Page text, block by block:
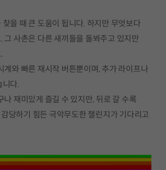
을 때 큰 도움이 됩니다. 하지만 무엇보다
그 사촌은 다른 새끼들을 돌봐주고 있지만
계와 빠른 재시작 버튼뿐이며, 추가 라이프나
다.
나 재미있게 즐길 수 있지만, 뒤로 갈 수록
당하기 힘든 극악무도한 챌린지가 기다리고